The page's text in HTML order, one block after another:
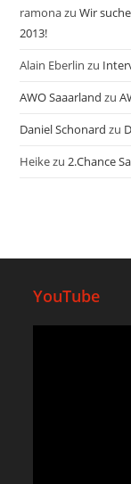
ramonazuWir
2013!
Alain Eberlin zu
AWO Saaarland zu
Daniel Schonard zu
Heikezu2.Chance
YouTube